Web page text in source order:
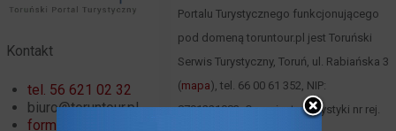
Kontakt
tel. 56 621 02 32
biuro@toruntour.pl
formularz
Portalu Turystycznego funkcjonującego
pod domeną toruntour.pl jest Toruński
Serwis Turystyczny, Toruń, ul. Rabiańska 3
(mapa), tel. 66 00 61 352, NIP:
8791221083, Organizator turystyki nr rej.